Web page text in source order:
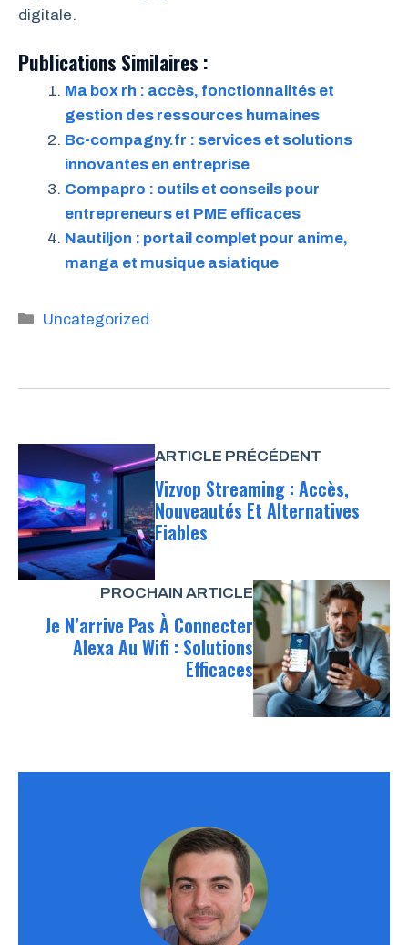
digitale.
Publications Similaires :
Ma box rh : accès, fonctionnalités et
gestion des ressources humaines
Bc-compagny.fr : services et solutions
innovantes en entreprise
Compapro : outils et conseils pour
entrepreneurs et PME efficaces
Nautiljon : portail complet pour anime,
manga et musique asiatique
Catégories
Uncategorized
ARTICLE PRÉCÉDENT
Vizvop Streaming : Accès,
Nouveautés Et Alternatives
Fiables
PROCHAIN ARTICLE
Je N’arrive Pas À Connecter
Alexa Au Wifi : Solutions
Efficaces